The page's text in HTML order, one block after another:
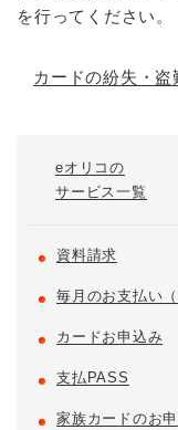
を行ってください。
カードの紛失・
eオリコの
サービス一覧
資料請求
毎月のお支払い（
カードお申込み
支払PASS
家族カードのお